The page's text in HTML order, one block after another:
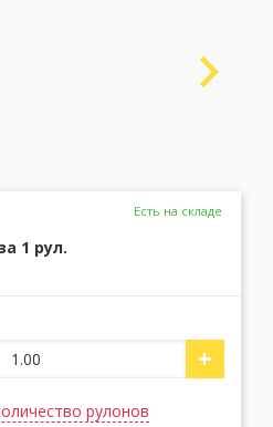
звонок
Есть на складе
1 рул.
+
рулонов